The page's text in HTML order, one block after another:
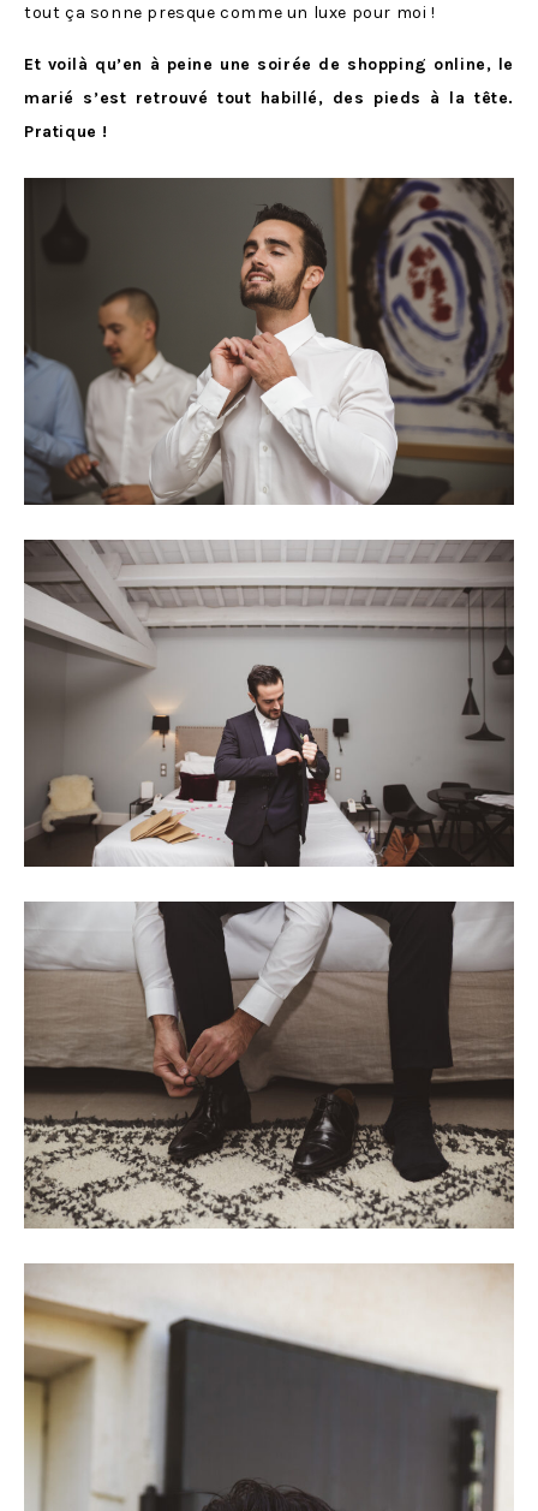
tout ça sonne presque comme un luxe pour moi !
Et voilà qu’en à peine une soirée de shopping online, le
marié s’est retrouvé tout habillé, des pieds à la tête.
Pratique !